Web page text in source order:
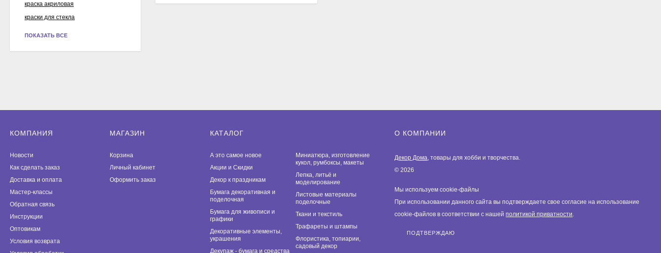
краска акриловая
краски для стекла
ПОКАЗАТЬ ВСЕ
КОМПАНИЯ
Новости
Как сделать заказ
Доставка и оплата
Мастер-классы
Обратная связь
Инструкции
Оптовикам
Условия возврата
МАГАЗИН
Корзина
Личный кабинет
Оформить заказ
КАТАЛОГ
А это самое новое
Акции и Скидки
Декор к праздникам
Бумага декоративная и
поделочная
Бумага для живописи и
графики
Декоративные элементы,
украшения
Декупаж - бумага и средства
Миниатюра, изготовление
кукол, румбоксы, макеты
Лепка, литьё и
моделирование
Листовые материалы
поделочные
Ткани и текстиль
Трафареты и штампы
Флористика, топиарии,
садовый декор
О КОМПАНИИ
Декор Дома, товары для хобби и творчества.
© 2026
Мы используем cookie-файлы
При использовании данного сайта вы подтверждаете свое согласие на использование
cookie-файлов в соответствии с нашейполитикой приватности.
ПОДТВЕРЖДАЮ